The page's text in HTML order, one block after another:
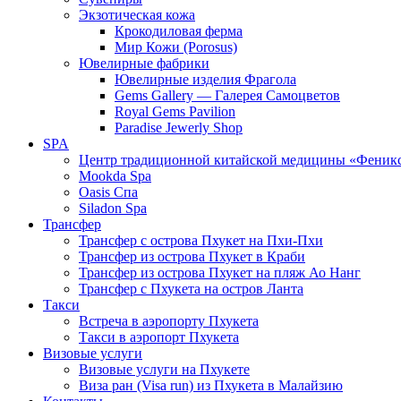
Экзотическая кожа
Крокодиловая ферма
Мир Кожи (Porosus)
Ювелирные фабрики
Ювелирные изделия Фрагола
Gems Gallery — Галерея Самоцветов
Royal Gems Pavilion
Paradise Jewerly Shop
SPA
Центр традиционной китайской медицины
Mookda Spa
Oasis Спа
Siladon Spa
Трансфер
Трансфер с острова Пхукет на Пхи-Пхи
Трансфер из острова Пхукет в Краби
Трансфер из острова Пхукет на пляж Ао Нанг
Трансфер с Пхукета на остров Ланта
Такси
Встреча в аэропорту Пхукета
Такси в аэропорт Пхукета
Визовые услуги
Визовые услуги на Пхукете
Виза ран (Visa run) из Пхукета в Малайзию